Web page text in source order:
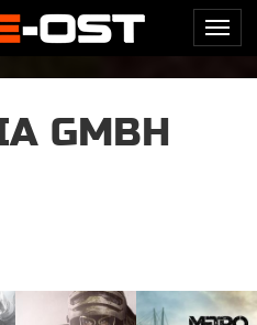
GMBH